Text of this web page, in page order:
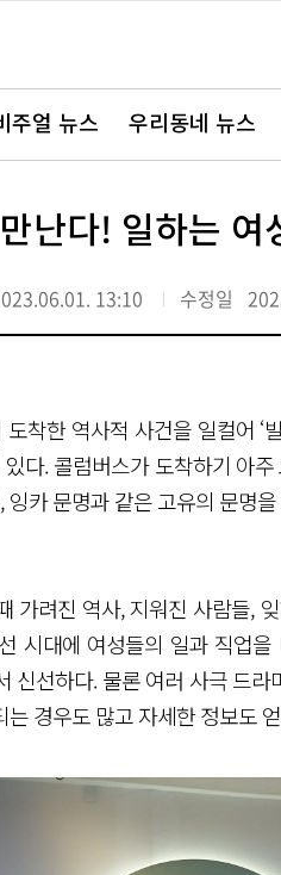
주얼 뉴스 우리동네 뉴스
난다! 일하는 여
13:10 수정일
착한 역사적 사건을 일컬어 ‘
다. 콜럼버스가 도착하기 아
카 문명과 같은 고유의 문명
가려진 역사, 지워진 사람들,
시대에 여성들의 일과 직업을
신선하다. 물론 여러 사극 드
경우도 많고 자세한 정보도